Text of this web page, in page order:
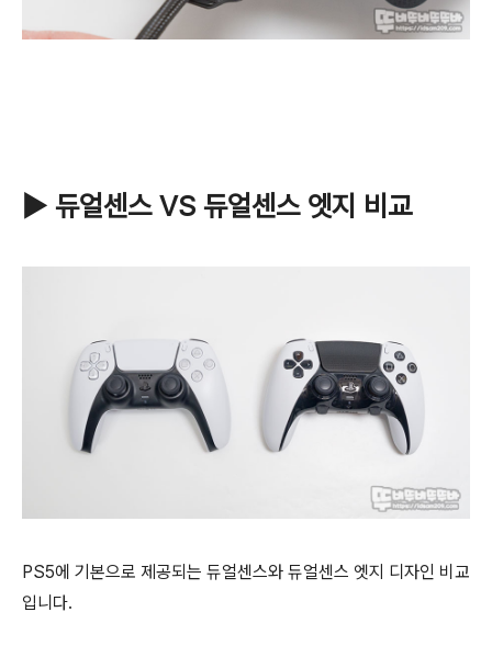
▶ 듀얼센스 VS 듀얼센스 엣지 비교
PS5에 기본으로 제공되는 듀얼센스와 듀얼센스 엣지 디자인 비교
입니다.